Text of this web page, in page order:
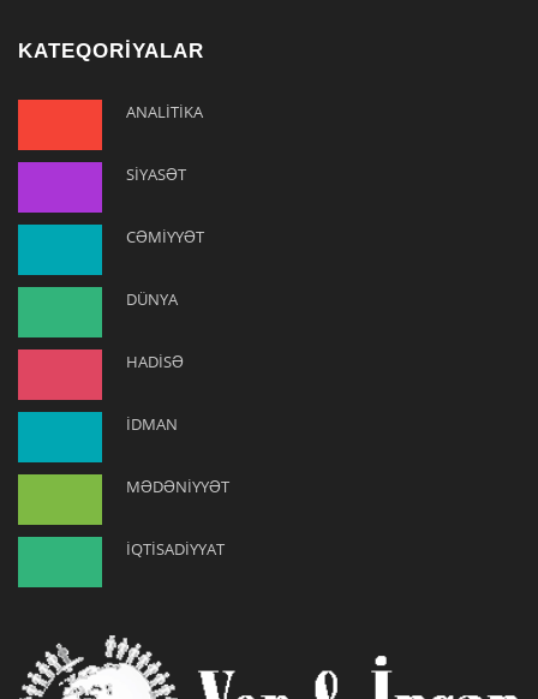
KATEQORİYALAR
ANALİTİKA
SİYASƏT
CƏMİYYƏT
DÜNYA
HADİSƏ
İDMAN
MƏDƏNİYYƏT
İQTİSADİYYAT